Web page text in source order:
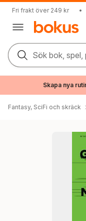
Fri frakt över 249 kr •
Sök bok, spel,
Skapa nya
Fantasy, SciFi och skräck